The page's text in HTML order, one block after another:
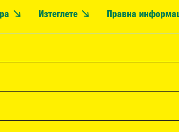
Изтеглете Правна